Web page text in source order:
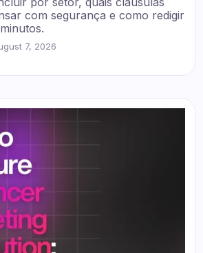
com segurança e como redigir
7, 2026